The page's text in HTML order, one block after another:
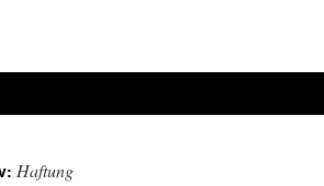
Haftung